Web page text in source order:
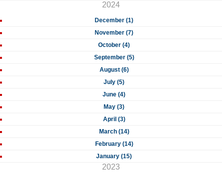
2024
December (1)
November (7)
October (4)
September (5)
August (6)
July (5)
June (4)
May (3)
April (3)
March (14)
February (14)
January (15)
2023